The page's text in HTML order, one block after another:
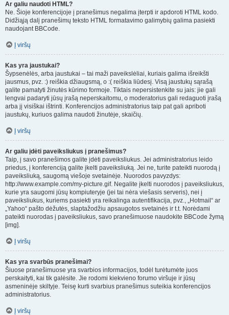
Ar galiu naudoti HTML?
Ne. Šioje konferencijoje į pranešimus negalima įterpti ir apdoroti HTML kodo.
Didžiąją dalį pranešimų teksto HTML formatavimo galimybių galima pasiekti
naudojant BBCode.
Į viršų
Kas yra jaustukai?
Šypsenėlės, arba jaustukai – tai maži paveikslėliai, kuriais galima išreikšti
jausmus, pvz. :) reiškia džiaugsmą, o :( reiškia liūdesį. Visą jaustukų sąrašą
galite pamatyti žinutės kūrimo formoje. Tiktais nepersistenkite su jais: jie gali
lengvai padaryti jūsų įrašą neperskaitomu, o moderatorius gali redaguoti įrašą
arba jį visiškai ištrinti. Konferencijos administratorius taip pat gali apriboti
jaustukų, kuriuos galima naudoti žinutėje, skaičių.
Į viršų
Ar galiu įdėti paveiksliukus į pranešimus?
Taip, į savo pranešimos galite įdėti paveiksliukus. Jei administratorius leido
priedus, į konferenciją galite įkelti paveiksliuką. Jei ne, turite pateikti nuorodą į
paveiksliuką, saugomą viešoje svetainėje. Nuorodos pavyzdys:
http://www.example.com/my-picture.gif. Negalite įkelti nuorodos į paveiksliukus,
kurie yra saugomi jūsų kompiuteryje (jei tai nėra viešasis serveris), nei į
paveiksliukus, kuriems pasiekti yra reikalinga autentifikacija, pvz., „Hotmail“ ar
„Yahoo“ pašto dėžutės, slaptažodžiu apsaugotos svetainės ir t.t. Norėdami
pateikti nuorodas į paveiksliukus, ​​savo pranešimuose naudokite BBCode žymą
[img].
Į viršų
Kas yra svarbūs pranešimai?
Šiuose pranešimuose yra svarbios informacijos, todėl turėtumėte juos
perskaityti, kai tik galėsite. Jie rodomi kiekvieno forumo viršuje ir jūsų
asmeninėje skiltyje. Teisę kurti svarbius pranešimus suteikia konferencijos
administratorius.
Į viršų